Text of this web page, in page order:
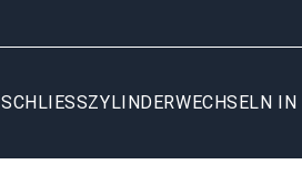
SCHLIESSZYLINDERWECHSELN IN